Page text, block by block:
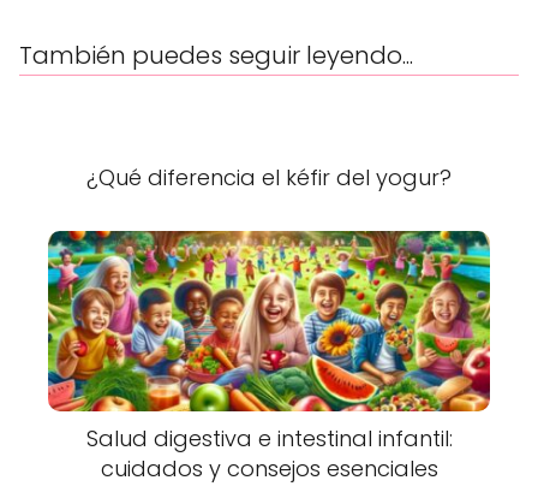
También puedes seguir leyendo...
¿Qué diferencia el kéfir del yogur?
Salud digestiva e intestinal infantil:
cuidados y consejos esenciales